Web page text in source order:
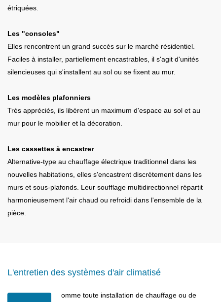
étriquées.
Les "consoles"
Elles rencontrent un grand succès sur le marché résidentiel.
Faciles à installer, partiellement encastrables, il s'agit d'unités
silencieuses qui s'installent au sol ou se fixent au mur.
Les modèles plafonniers
Très appréciés, ils libèrent un maximum d'espace au sol et au
mur pour le mobilier et la décoration.
Les cassettes à encastrer
Alternative-type au chauffage électrique traditionnel dans les
nouvelles habitations, elles s'encastrent discrètement dans les
murs et sous-plafonds. Leur soufflage multidirectionnel répartit
harmonieusement l'air chaud ou refroidi dans l'ensemble de la
pièce.
L'entretien des systèmes d'air climatisé
omme toute installation de chauffage ou de